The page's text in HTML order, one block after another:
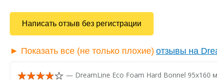
Написать отзыв без регистрации
► Показать все (не только плохие) отзывы на
— DreamLine Eco Foam Hard Bonnel 95x160